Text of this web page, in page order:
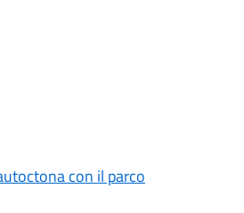
con il parco